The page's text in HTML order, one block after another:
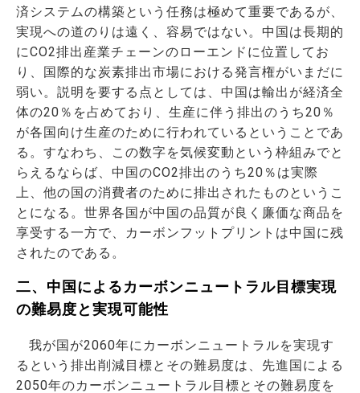
済システムの構築という任務は極めて重要であるが、
実現への道のりは遠く、容易ではない。中国は長期的
にCO2排出産業チェーンのローエンドに位置してお
り、国際的な炭素排出市場における発言権がいまだに
弱い。説明を要する点としては、中国は輸出が経済全
体の20％を占めており、生産に伴う排出のうち20％
が各国向け生産のために行われているということであ
る。すなわち、この数字を気候変動という枠組みでと
らえるならば、中国のCO2排出のうち20％は実際
上、他の国の消費者のために排出されたものというこ
とになる。世界各国が中国の品質が良く廉価な商品を
享受する一方で、カーボンフットプリントは中国に残
されたのである。
二、中国によるカーボンニュートラル目標実現
の難易度と実現可能性
我が国が2060年にカーボンニュートラルを実現す
るという排出削減目標とその難易度は、先進国による
2050年のカーボンニュートラル目標とその難易度を